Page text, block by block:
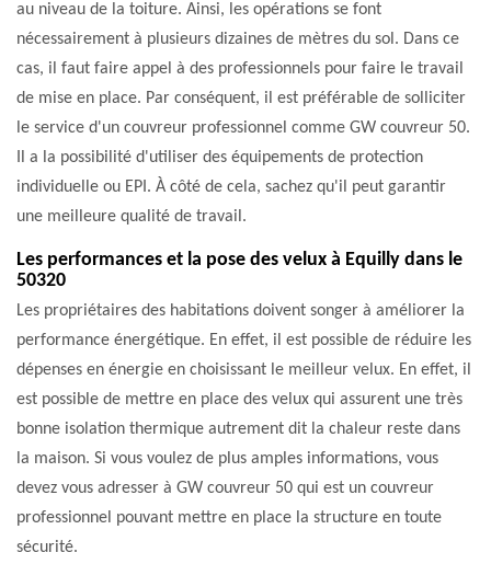
au niveau de la toiture. Ainsi, les opérations se font
nécessairement à plusieurs dizaines de mètres du sol. Dans ce
cas, il faut faire appel à des professionnels pour faire le travail
de mise en place. Par conséquent, il est préférable de solliciter
le service d'un couvreur professionnel comme GW couvreur 50.
Il a la possibilité d'utiliser des équipements de protection
individuelle ou EPI. À côté de cela, sachez qu'il peut garantir
une meilleure qualité de travail.
Les performances et la pose des velux à Equilly dans le
50320
Les propriétaires des habitations doivent songer à améliorer la
performance énergétique. En effet, il est possible de réduire les
dépenses en énergie en choisissant le meilleur velux. En effet, il
est possible de mettre en place des velux qui assurent une très
bonne isolation thermique autrement dit la chaleur reste dans
la maison. Si vous voulez de plus amples informations, vous
devez vous adresser à GW couvreur 50 qui est un couvreur
professionnel pouvant mettre en place la structure en toute
sécurité.